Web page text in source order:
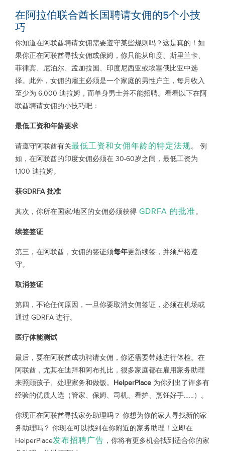
在阿拉伯联合酋长国聘请女佣的5个小技
巧
你知道在阿联酋聘请女佣需要遵守某些规则吗？这是真的！如
果你正在阿联酋寻找女佣或保姆，你只能从印度、斯里兰卡、
菲律宾、尼泊尔、孟加拉国、印度尼西亚或埃塞俄比亚中选
择。此外，女佣的雇主必须是一个家庭的男性户主，每月收入
至少为 6,000 迪拉姆，而单身男士并不能招聘。看看以下在阿
联酋聘请女佣的小技巧吧：
最低工资和年龄要求
请遵守阿联酋有关最低工资和女佣年龄的特定法规。 例
如，在阿联酋的印度女佣必须在 30-60岁之间，最低工资为
1,100 迪拉姆。
获GDRFA批准
其次，你所在国家/地区的女佣必须获得 GDRFA 的批准。
续签签证
第三，在阿联酋，女佣的签证须每年更新续签，并须严格遵
守。
取消签证
第四，不论任何原因，一旦你要取消女佣签证，必须在机场或
通过 GDRFA 进行。
医疗体能测试
最后，要在阿联酋成功聘请女佣，你还需要带她进行体检。在
阿联酋，尤其在迪拜和阿布扎比，很多家庭都在雇用家务助理
来照顾孩子、处理家务和做饭。 HelperPlace 为你列出了许多有
经验的优质人选（管家、保姆、司机、看护、烹饪好手……）。
你现正在阿联酋寻找家务助理吗？ 你想为你的家人寻找新的家
务助理吗？ 你现在可以找到在你附近的家务助理！立即在
HelperPlace发布招聘广告 ，你将有更多机会找到适合你的家